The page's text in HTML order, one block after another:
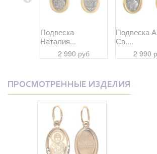
Подвеска
Наталия...
2 990 руб
Подвеска
Св....
2 990
ПРОСМОТРЕННЫЕ ИЗДЕЛИЯ